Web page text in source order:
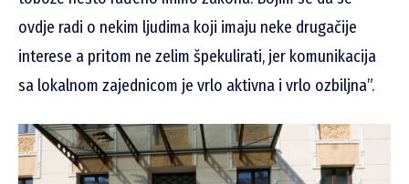
ovdje radi o nekim ljudima koji imaju neke drugačije
interese a pritom ne zelim špekulirati, jer komunikacija
sa lokalnom zajednicom je vrlo aktivna i vrlo ozbiljna”.